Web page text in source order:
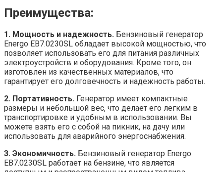
Преимущества:
1. Мощность и надежность. Бензиновый генератор
Energo EB7.0230SL обладает высокой мощностью, что
позволяет использовать его для питания различных
электроустройств и оборудования. Кроме того, он
изготовлен из качественных материалов, что
гарантирует его долговечность и надежность работы.
2. Портативность. Генератор имеет компактные
размеры и небольшой вес, что делает его легким в
транспортировке и удобным в использовании. Вы
можете взять его с собой на пикник, на дачу или
использовать для аварийного энергоснабжения.
3. Экономичность. Бензиновый генератор Energo
EB7.0230SL работает на бензине, что является